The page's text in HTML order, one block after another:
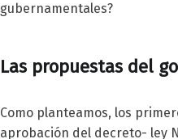
gubernamentales?
Las propuestas del
Como planteamos, los
aprobación del decreto- ley